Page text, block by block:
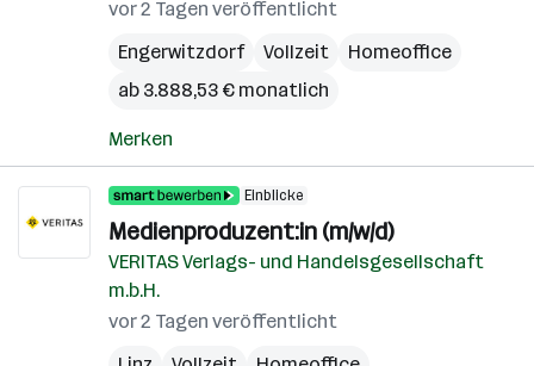
vor 2 Tagen veröffentlicht
Engerwitzdorf
Vollzeit
Homeoffice
ab 3.888,53 € monatlich
Merken
Einblicke
Medienproduzent:in (m/w/d)
VERITAS Verlags- und Handelsgesellschaft
m.b.H.
vor 2 Tagen veröffentlicht